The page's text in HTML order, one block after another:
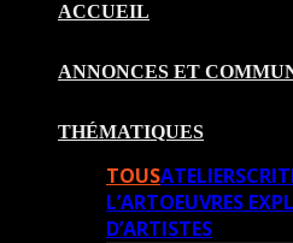
ACCUEIL
ANNONCES ET
THÉMATIQUES
TOUSATELIERS
L’ARTOEUVRES
D’ARTISTES